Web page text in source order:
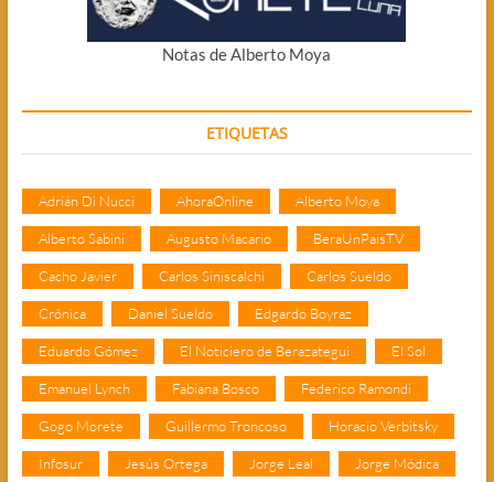
Notas de Alberto Moya
ETIQUETAS
Adrián Di Nucci AhoraOnline Alberto Moya
Alberto Sabini Augusto Macario BeraUnPaisTV
Cacho Javier Carlos Siniscalchi Carlos Sueldo
Crónica Daniel Sueldo Edgardo Boyraz
Eduardo Gómez El Noticiero de Berazategui El Sol
Emanuel Lynch Fabiana Bosco Federico Ramondi
Gogo Morete Guillermo Troncoso Horacio Verbitsky
Infosur Jesús Ortega Jorge Leal Jorge Módica